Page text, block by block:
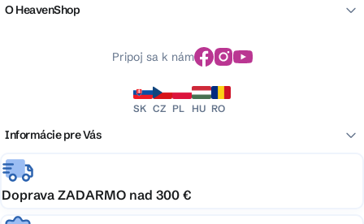
O HeavenShop
Pripoj sa k nám
SK CZ PL HU RO
Informácie pre Vás
Doprava ZADARMO nad 300 €